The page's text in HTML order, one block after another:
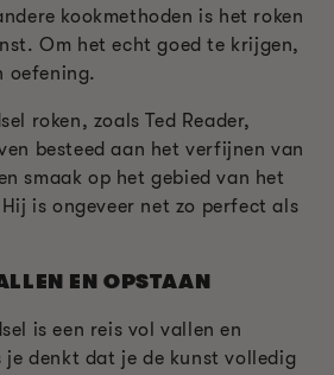
kookmethoden is het roken
Om het echt goed te krijgen,
oefening.
roken, zoals Ted Reader,
besteed aan het verfijnen van
smaak op het gebied van het
is ongeveer net zo perfect als
EN OPSTAAN
is een reis vol vallen en
je denkt dat je de kunst volledig